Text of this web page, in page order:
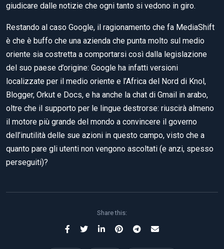
giudicare dalle notizie che ogni tanto si vedono in giro.
Restando al caso Google, il ragionamento che fa MediaShift
è che è buffo che una azienda che punta molto sul medio
oriente sia costretta a comportarsi così dalla legislazione
del suo paese d’origine: Google ha infatti versioni
localizzate per il medio oriente e l’Africa del Nord di Knol,
Blogger, Orkut e Docs, e ha anche la chat di Gmail in arabo,
oltre che il supporto per le lingue destrorse: riuscirà almeno
il motore più grande del mondo a convincere il governo
dell’inutilità delle sue azioni in questo campo, visto che a
quanto pare gli utenti non vengono ascoltati (e anzi, spesso
perseguiti)?
Share this: